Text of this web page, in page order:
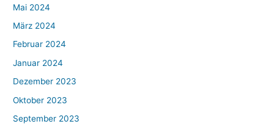
Mai 2024
März 2024
Februar 2024
Januar 2024
Dezember 2023
Oktober 2023
September 2023